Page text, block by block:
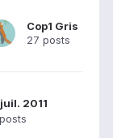
Cop1 Gris
27 posts
2011